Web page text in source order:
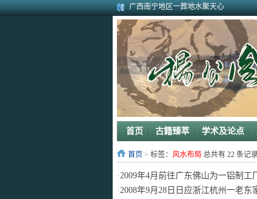
广西南宁地区一葬地水聚天心
广西巴马一龙穴形局
杨公风水--山形之贵人拱手
2010年9月在广西容县为李喜中的亲戚
2023年3月18日广东电白地区一眼相中
2011年4月底在江西丰城地区一农村里
2011年5月初应福建晋江东家邀请堪察
2011年5月底应广西玉林地区东家邀请
2011年应广西巴马东家邀请堪察断验阳
《葬 书》注 解
首页 古籍臻萃 学术及论点
首页 > 标签： 风水布局 总共有 22 条记
·2009年4月前往广东佛山为一铝制工
·2008年9月28日日应浙江杭州一老